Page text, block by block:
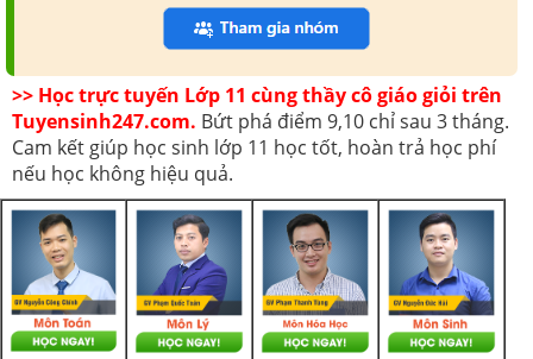
>> Học trực tuyến Lớp 11 cùng thầy cô giáo giỏi trên
Tuyensinh247.com. Bứt phá điểm 9,10 chỉ sau 3 tháng.
Cam kết giúp học sinh lớp 11 học tốt, hoàn trả học phí
nếu học không hiệu quả.